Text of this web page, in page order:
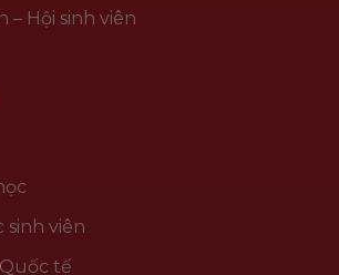
Hội sinh viên
sinh viên
tế